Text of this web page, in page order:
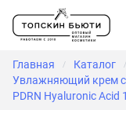
Главная / Каталог /
Увлажняющий крем с
PDRN Hyaluronic Acid